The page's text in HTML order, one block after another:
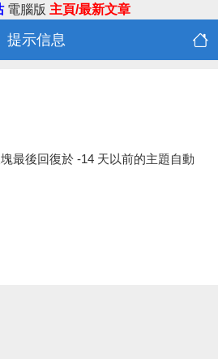
電腦版 主頁/最新文章
提示信息
最後回復於 -14 天以前的主題自動